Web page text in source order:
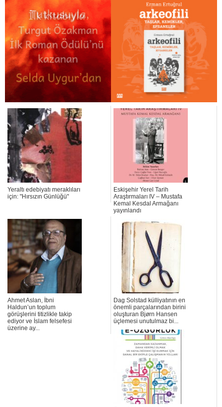
Yeraltı edebiyatı meraklıları
için: "Hırsızın Günlüğü"
Eskişehir Yerel Tarih
Araştırmaları IV – Mustafa
Kemal Kesdal Armağanı
yayınlandı
Ahmet Aslan, İbni
Haldun’un toplum
görüşlerini titizlikle takip
ediyor ve İslam felsefesi
üzerine ay...
Dag Solstad külliyatının en
önemli parçalarından birini
oluşturan Bjørn Hansen
üçlemesi unutulmaz bi...